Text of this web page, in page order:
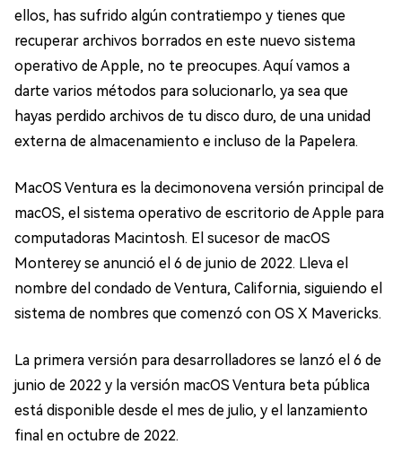
ellos, has sufrido algún contratiempo y tienes que
recuperar archivos borrados en este nuevo sistema
operativo de Apple, no te preocupes. Aquí vamos a
darte varios métodos para solucionarlo, ya sea que
hayas perdido archivos de tu disco duro, de una unidad
externa de almacenamiento e incluso de la Papelera.
MacOS Ventura es la decimonovena versión principal de
macOS, el sistema operativo de escritorio de Apple para
computadoras Macintosh. El sucesor de macOS
Monterey se anunció el 6 de junio de 2022. Lleva el
nombre del condado de Ventura, California, siguiendo el
sistema de nombres que comenzó con OS X Mavericks.
La primera versión para desarrolladores se lanzó el 6 de
junio de 2022 y la versión macOS Ventura beta pública
está disponible desde el mes de julio, y el lanzamiento
final en octubre de 2022.